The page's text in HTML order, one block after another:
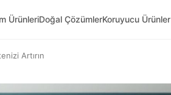
ÜrünleriDoğal ÇözümlerKoruyucu Ürünler
Artırın